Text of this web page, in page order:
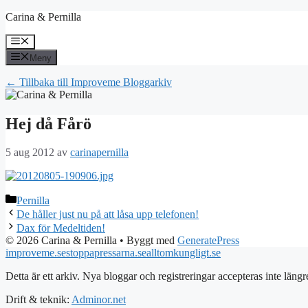
Hoppa
innehåll
Carina & Pernilla
Meny
Meny
← Tillbaka till Improveme Bloggarkiv
Hej då Fårö
5 aug 2012 av carinapernilla
Kategorier
Pernilla
De håller just nu på att låsa upp telefonen!
Dax för Medeltiden!
© 2026 Carina & Pernilla • Byggt med GeneratePress
improveme.sestoppapressarna.sealltomkungligt.se
Detta är ett arkiv. Nya bloggar och registreringar accepteras inte
Drift & teknik: Adminor.net